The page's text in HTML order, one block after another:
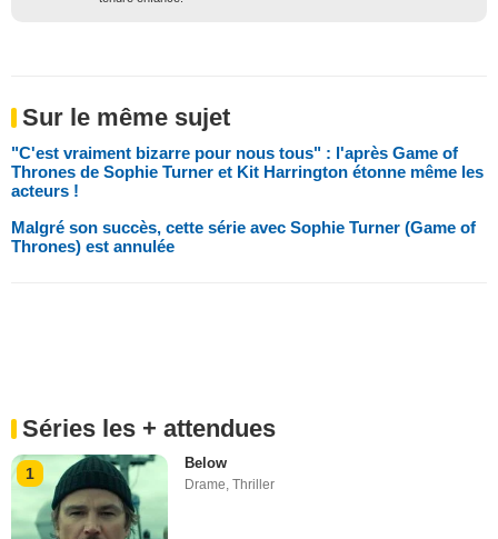
Sur le même sujet
"C'est vraiment bizarre pour nous tous" : l'après Game of
Thrones de Sophie Turner et Kit Harrington étonne même les
acteurs !
Malgré son succès, cette série avec Sophie Turner (Game of
Thrones) est annulée
Séries les + attendues
1
Below
Drame ,Thriller